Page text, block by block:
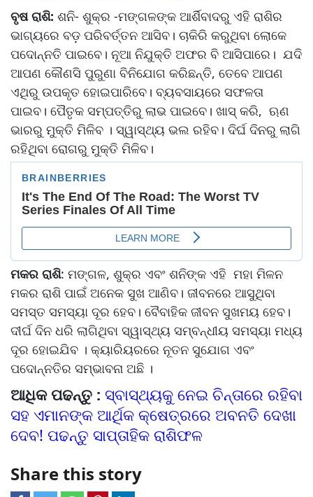
ବୃଷ ରାଶି: ଶନି- ଶୁକ୍ର -ମଙ୍ଗଳଙ୍କ ଆର୍ଶିବାଦରୁ ଏହି ରାଶିର
ଭାଗ୍ୟରେ ବଡ଼ ପରିବର୍ତ୍ତନ ଆସିବ। ଚାକିରି କରୁଥିବା ଲୋକେ
ପଦୋନ୍ନତି ପାଇବେ। ନୂଆ ନିଯୁକ୍ତି ଅଫର ବି ଆସିପାରେ। ଯଦି
ଆପଣ କୌଣସି ପୁରୁଣା ବିନିଯୋଗ କରିଛନ୍ତି, ତେବେ ଆପଣ
ଏଥିରୁ ଉପକୃତ ହୋଇପାରିବେ। ବ୍ୟବସାୟରେ ସଫଳତା
ପାଇବ। ପୈତୃକ ସମ୍ପତ୍ତିରୁ ଲାଭ ପାଇବେ। ଖାସ୍ କରି, ଋଣ
ଭାରରୁ ମୁକ୍ତି ମିଳିବ । ସ୍ୱାସ୍ଥ୍ୟ ଭଲ ରହିବ। ଦିର୍ଘ ଦିନରୁ ଲାଗି
ରହିଥିବା ରୋଗରୁ ମୁକ୍ତି ମିଳିବ।
ମକର ରାଶି: ମଙ୍ଗଳ, ଶୁକ୍ର ଏବଂ ଶନିଙ୍କ ଏହି ମହା ମିଳନ
ମକର ରାଶି ପାଇଁ ଅନେକ ସୁଖ ଆଣିବ। ଜୀବନରେ ଆସୁଥିବା
ସମସ୍ତ ସମସ୍ୟା ଦୂର ହେବ। ବୈବାହିକ ଜୀବନ ସୁଖମୟ ହେବ।
ଦୀର୍ଘ ଦିନ ଧରି ଲାଗିଥିବା ସ୍ୱାସ୍ଥ୍ୟ ସମ୍ବନ୍ଧୀୟ ସମସ୍ୟା ମଧ୍ୟ
ଦୂର ହୋଇଯିବ । କ୍ୟାରିୟରରେ ନୂତନ ସୁଯୋଗ ଏବଂ
ପଦୋନ୍ନତିର ସମ୍ଭାବନା ଅଛି ।
ଆଧିକ ପଢନ୍ତୁ : ସ୍ବାସ୍ଥ୍ୟକୁ ନେଇ ଚିନ୍ତାରେ ରହିବା
ସହ ଏମାନଙ୍କ ଆର୍ଥିକ କ୍ଷେତ୍ରରେ ଅବନତି ଦେଖା
ଦେବ! ପଢନ୍ତୁ ସାପ୍ତାହିକ ରାଶିଫଳ
Share this story